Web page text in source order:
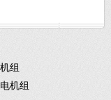
组
机组